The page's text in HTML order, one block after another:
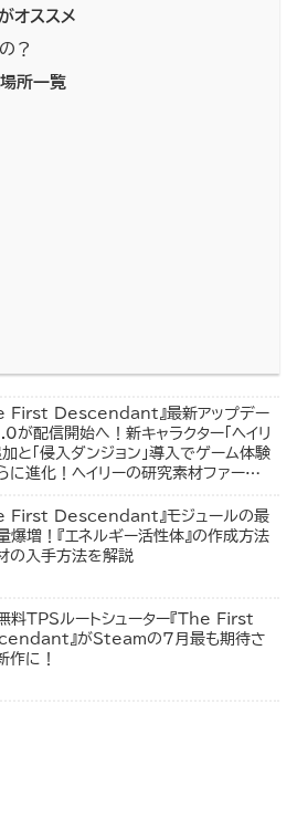
オススメ
？
所一覧
First Descendant』最新アップデー
が配信開始へ！新キャラクター「ヘイリ
加と「侵入ダンジョン」導入でゲーム体験
に進化！ヘイリーの研究素材ファーム
First Descendant』モジュールの最
爆増！『エネルギー活性体』の作成方法
の入手方法を解説
料TPSルートシューター『The First
』がSteamの7月最も期待さ
作に！